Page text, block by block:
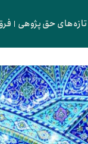
تازه‌های حق پژوهی